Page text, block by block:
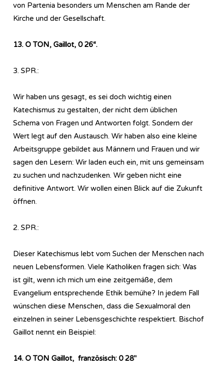
von Partenia besonders um Menschen am Rande der
Kirche und der Gesellschaft.
13. O TON, Gaillot, 0 26“.
3. SPR.:
Wir haben uns gesagt, es sei doch wichtig einen
Katechismus zu gestalten, der nicht dem üblichen
Schema von Fragen und Antworten folgt. Sondern der
Wert legt auf den Austausch. Wir haben also eine kleine
Arbeitsgruppe gebildet aus Männern und Frauen und wir
sagen den Lesern: Wir laden euch ein, mit uns gemeinsam
zu suchen und nachzudenken. Wir geben nicht eine
definitive Antwort. Wir wollen einen Blick auf die Zukunft
öffnen.
2. SPR.:
Dieser Katechismus lebt vom Suchen der Menschen nach
neuen Lebensformen. Viele Katholiken fragen sich: Was
ist gilt, wenn ich mich um eine zeitgemäße, dem
Evangelium entsprechende Ethik bemühe? In jedem Fall
wünschen diese Menschen, dass die Sexualmoral den
einzelnen in seiner Lebensgeschichte respektiert. Bischof
Gaillot nennt ein Beispiel:
14. O TON Gaillot, französisch: 0 28″